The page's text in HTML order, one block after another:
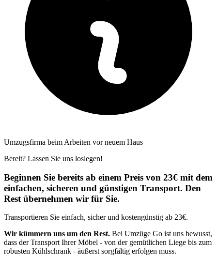
Umzugsfirma beim Arbeiten vor neuem Haus
Bereit? Lassen Sie uns loslegen!
Beginnen Sie bereits ab einem Preis von 23€ mit dem
einfachen, sicheren und günstigen Transport. Den
Rest übernehmen wir für Sie.
Transportieren Sie einfach, sicher und kostengünstig ab 23€.
Wir kümmern uns um den Rest. Bei Umzüge Go ist uns bewusst,
dass der Transport Ihrer Möbel - von der gemütlichen Liege bis zum
robusten Kühlschrank - äußerst sorgfältig erfolgen muss.